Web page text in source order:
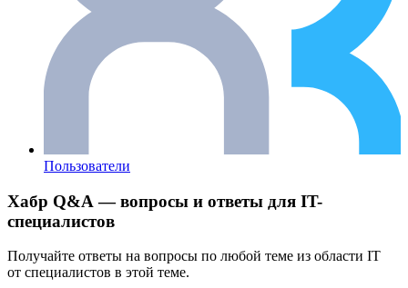
Пользователи
Хабр Q&A — вопросы и ответы для IT-
специалистов
Получайте ответы на вопросы по любой теме из области IT
от специалистов в этой теме.